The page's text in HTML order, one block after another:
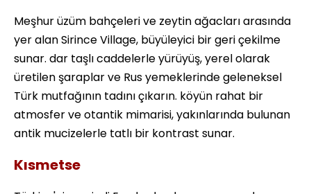
Meşhur üzüm bahçeleri ve zeytin ağacları arasında
yer alan Sirince Village, büyüleyici bir geri çekilme
sunar. dar taşlı caddelerle yürüyüş, yerel olarak
üretilen şaraplar ve Rus yemeklerinde geleneksel
Türk mutfağının tadını çıkarın. köyün rahat bir
atmosfer ve otantik mimarisi, yakınlarında bulunan
antik mucizelerle tatlı bir kontrast sunar.
Kısmetse